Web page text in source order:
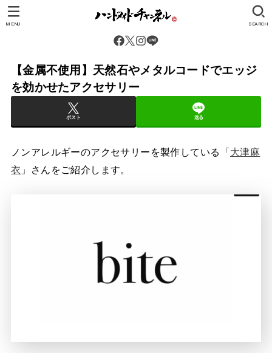
SEARCH
MENU
【金属不使用】天然石やメタルコードでエッジ
を効かせたアクセサリー
ポスト 送る
ノンアレルギーのアクセサリーを製作している「大津麻
衣 」さんをご紹介します。